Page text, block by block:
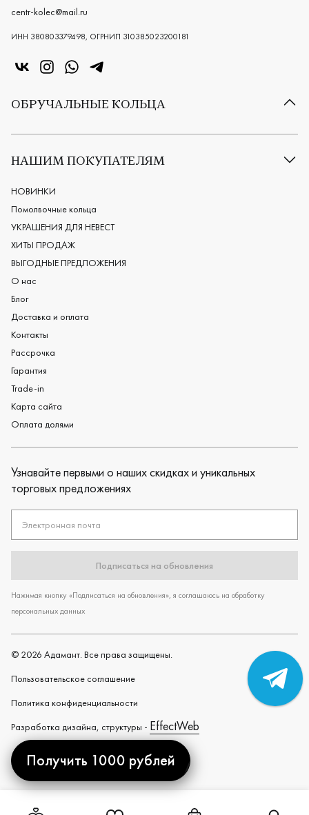
centr-kolec@mail.ru
ИНН 380803379498, ОГРНИП 310385023200181
«Центр колец» в VK
«Центр колец» в Instagram
«Центр колец» в Whatsapp
«Центр колец» в Telegram
ОБРУЧАЛЬНЫЕ КОЛЬЦА
Все обручальные кольца
Европейские обручальные кольца
Мужские обручальные кольца
Женские обручальные кольца
Обручальные кольца из платины
Дизайнерские обручальные кольца
Черные обручальные кольца
НАШИМ ПОКУПАТЕЛЯМ
НОВИНКИ
Помолвочные кольца
УКРАШЕНИЯ ДЛЯ НЕВЕСТ
ХИТЫ ПРОДАЖ
ВЫГОДНЫЕ ПРЕДЛОЖЕНИЯ
О нас
Блог
Доставка и оплата
Контакты
Рассрочка
Гарантия
Trade-in
Карта сайта
Оплата долями
Узнавайте первыми о наших скидках и уникальных
торговых предложениях
Электронная почта
Подписаться на обновления
Нажимая кнопку «Подписаться на обновления», я соглашаюсь на обработку
персональных данных
© 2026 Адамант. Все права защищены.
Пользовательское cоглашение
Политика конфиденциальности
Разработка дизайна, структуры - EffectWeb
Created by
Получить 1000 рублей